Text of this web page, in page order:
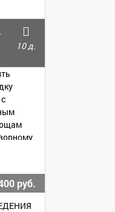
10 д.
руб.